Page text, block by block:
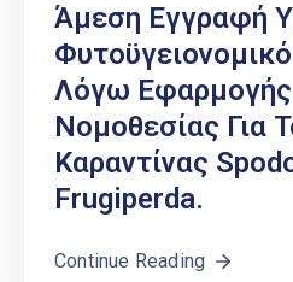
Άμεση Εγγραφή
Λόγω
Νομοθεσίας Για
Καραντίνας
Frugiperda.
Continue Reading